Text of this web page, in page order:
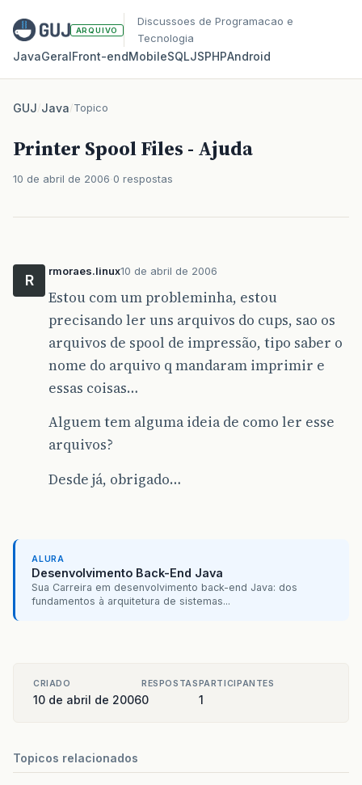
ARQUIVO
Discussoes de Programacao e
Tecnologia
JavaGeralFront‑endMobileSQLJSPHPAndroid
GUJ/Java/Topico
Printer Spool Files - Ajuda
10 de abril de 2006 0 respostas
R
rmoraes.linux10 de abril de 2006
Estou com um probleminha, estou
precisando ler uns arquivos do cups, sao os
arquivos de spool de impressão, tipo saber o
nome do arquivo q mandaram imprimir e
essas coisas…
Alguem tem alguma ideia de como ler esse
arquivos?
Desde já, obrigado…
ALURA
Desenvolvimento Back-End Java
Sua Carreira em desenvolvimento back-end Java: dos
fundamentos à arquitetura de sistemas...
CRIADO
10 de abril de 2006
RESPOSTAS
0
PARTICIPANTES
1
Topicos relacionados